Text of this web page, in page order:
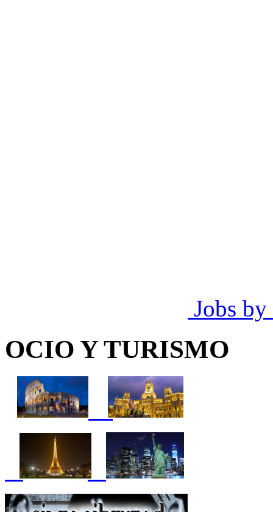
Jobs by
OCIO Y TURISMO